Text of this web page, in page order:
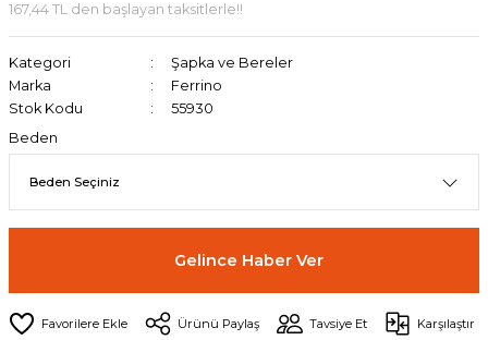
167,44 TL den başlayan taksitlerle!!
Kategori
Şapka ve Bereler
Marka
Ferrino
Stok Kodu
55930
Beden
Gelince Haber Ver
Ürünü Paylaş Tavsiye Et Karşılaştır